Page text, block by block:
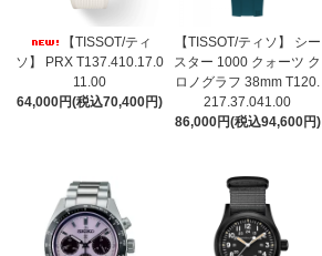
【TISSOT/ティ
ソ】 PRX T137.410.17.0
11.00
64,000円(税込70,400円)
【TISSOT/ティソ】 シー
スター 1000 クォーツ ク
ロノグラフ 38mm T120.
217.37.041.00
86,000円(税込94,600円)